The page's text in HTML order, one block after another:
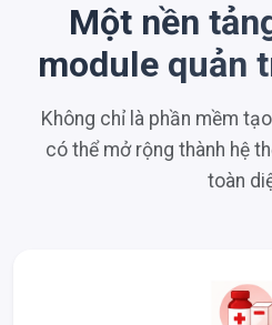
Một nền
module quản
Không chỉ là phần mềm
có thể mở rộng thành hệ
toàn